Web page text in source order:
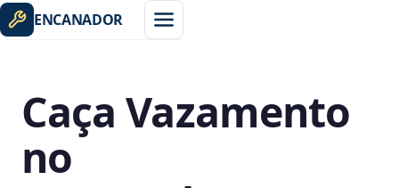
ENCANADOR
Caça Vazamento
no